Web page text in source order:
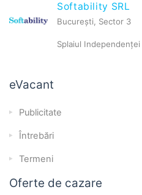
Softability SRL
București, Sector 3
Splaiul
eVacant
Publicitate
Întrebări
Termeni
Oferte de cazare